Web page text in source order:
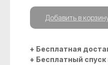
Добавить в
+ Бесплатная
+ Бесплатный спуск